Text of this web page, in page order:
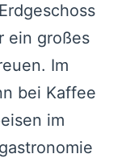
ein großes
Im
bei Kaffee
im